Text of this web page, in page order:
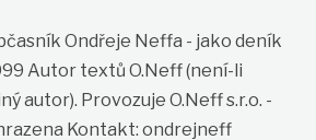
Ondřeje Neffa - jako deník
Autor textů O.Neff (není-li
autor). Provozuje O.Neff s.r.o. -
Kontakt: ondrejneff